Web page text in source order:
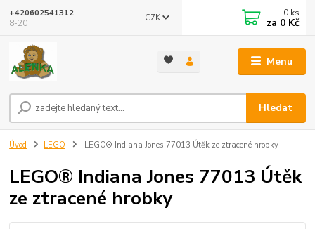
Menu
CZK
Hledat
+420602541312
8-20
0 ks
za 0 Kč
Úvod LEGO LEGO® Indiana Jones 77013 Útěk ze ztracené hrobky
LEGO® Indiana Jones 77013 Útěk
ze ztracené hrobky